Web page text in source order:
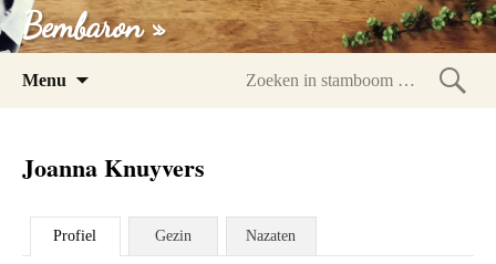
Bembaron »
Menu
Joanna Knuyvers
Profiel Gezin Nazaten